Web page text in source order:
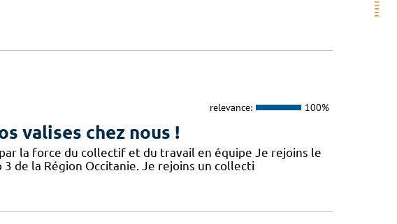
relevance: 100%
valises chez nous !
la force du collectif et du travail en équipe Je rejoins le
de la Région Occitanie. Je rejoins un collecti